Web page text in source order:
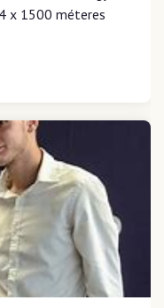
x 1500 méteres